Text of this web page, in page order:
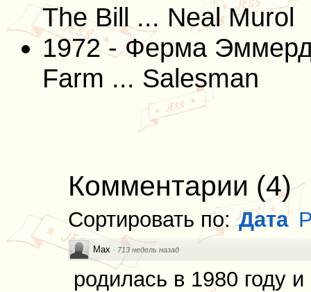
The Bill ... Neal Murol
1972 - Ферма
Farm ... Salesman
Комментарии (4)
Сортировать по:Дата
Max · 713 недель назад
родилась в 1980 году